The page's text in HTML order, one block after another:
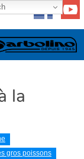
la
gros poissons